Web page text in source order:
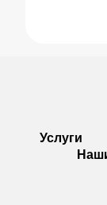
Услуги